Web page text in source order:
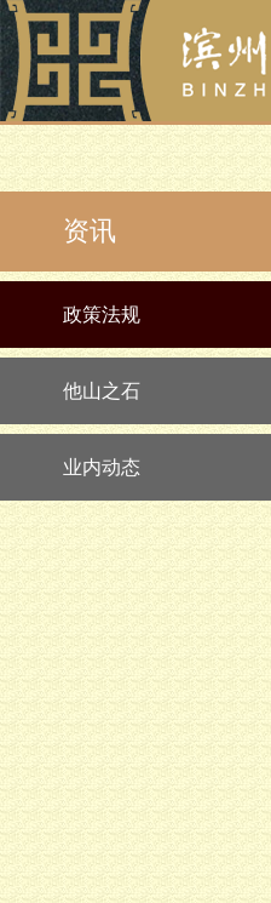
资讯
政策法规
他山之石
业内动态